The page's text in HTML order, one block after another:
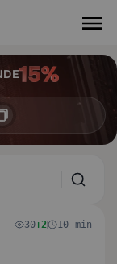
30+2 10 min